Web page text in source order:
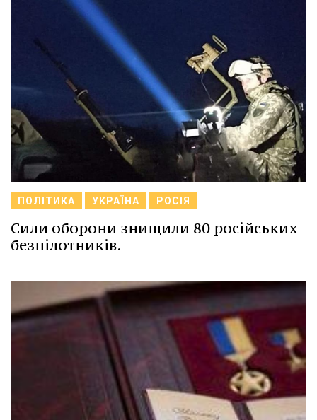
ПОЛІТИКА УКРАЇНА РОСІЯ
Сили оборони знищили 80 російських
безпілотників.